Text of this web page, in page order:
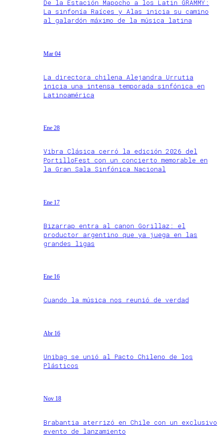
De la Estación Mapocho a los Latin GRAMMY:
La sinfonía Raíces y Alas inicia su camino
al galardón máximo de la música latina
Mar 04
La directora chilena Alejandra Urrutia
inicia una intensa temporada sinfónica en
Latinoamérica
Ene 28
Vibra Clásica cerró la edición 2026 del
PortilloFest con un concierto memorable en
la Gran Sala Sinfónica Nacional
Ene 17
Bizarrap entra al canon Gorillaz: el
productor argentino que ya juega en las
grandes ligas
Ene 16
Cuando la música nos reunió de verdad
Abr 16
Unibag se unió al Pacto Chileno de los
Plásticos
Nov 18
Brabantia aterrizó en Chile con un exclusivo
evento de lanzamiento